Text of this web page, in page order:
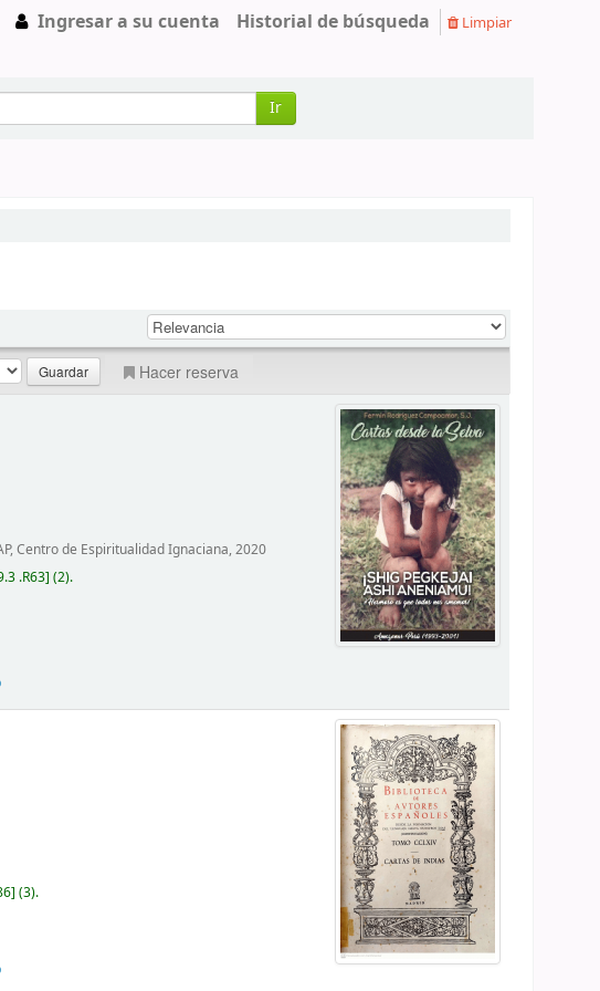
Ingresar a su cuenta Historial de búsqueda Limpiar
Ir
Hacer reserva
Centro de Espiritualidad Ignaciana, 2020
.R63 (2).
(3).